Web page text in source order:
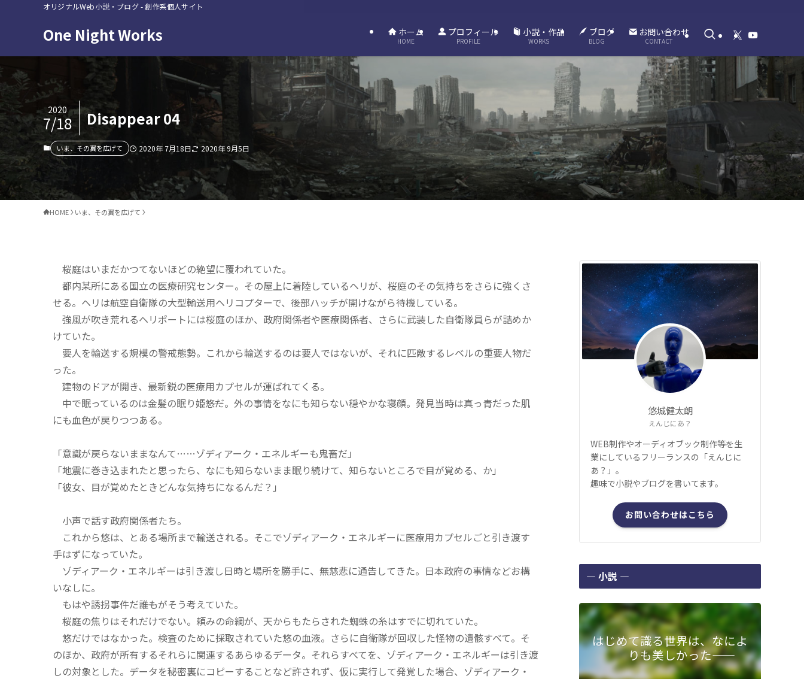
オリジナルWeb小説・ブログ - 創作系個人サイト
One Night Works ホーム
HOME
プロフィール
PROFILE
小説・作品
WORKS
ブログ
BLOG
お問い合わせ
CONTACT
Disappear 04
2020
7/18
いま、その翼を広げて 2020年 7月18日 2020年 9月5日
HOME いま、その翼を広げて
桜庭はいまだかつてないほどの絶望に覆われていた。
都内某所にある国立の医療研究センター。その屋上に着陸しているヘリが、桜庭のその気持ちをさらに強くさ
せる。ヘリは航空自衛隊の大型輸送用ヘリコプターで、後部ハッチが開けながら待機している。
強風が吹き荒れるヘリポートには桜庭のほか、政府関係者や医療関係者、さらに武装した自衛隊員らが詰めか
けていた。
要人を輸送する規模の警戒態勢。これから輸送するのは要人ではないが、それに匹敵するレベルの重要人物だ
った。
建物のドアが開き、最新鋭の医療用カプセルが運ばれてくる。
中で眠っているのは金髪の眠り姫――悠だ。外の事情をなにも知らない穏やかな寝顔。発見当時は真っ青だった肌
にも血色が戻りつつある。
「意識が戻らないままなんて……ゾディアーク・エネルギーも鬼畜だ」
「地震に巻き込まれたと思ったら、なにも知らないまま眠り続けて、知らないところで目が覚める、か」
「彼女、目が覚めたときどんな気持ちになるんだ？」
小声で話す政府関係者たち。
これから悠は、とある場所まで輸送される。そこでゾディアーク・エネルギーに医療用カプセルごと引き渡す
手はずになっていた。
ゾディアーク・エネルギーは引き渡し日時と場所を勝手に、無慈悲に通告してきた。日本政府の事情などお構
いなしに。
もはや誘拐事件だ――誰もがそう考えていた。
桜庭の焦りはそれだけでない。頼みの命綱が、天からもたらされた蜘蛛の糸はすでに切れていた。
悠だけではなかった。検査のために採取されていた悠の血液。さらに自衛隊が回収した怪物の遺骸すべて。そ
のほか、政府が所有するそれらに関連するあらゆるデータ。それらすべてを、ゾディアーク・エネルギーは引き渡
しの対象とした。データを秘密裏にコピーすることなど許されず、仮に実行して発覚した場合、ゾディアーク・
悠城健太朗
えんじにあ？
WEB制作やオーディオブック制作等を生
業にしているフリーランスの「えんじに
あ？」。
趣味で小説やブログを書いてます。
お問い合わせはこちら
― 小説 ―
はじめて識る世界は、なによ
りも美しかった――